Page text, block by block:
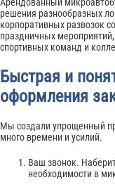
решения разнообразных
корпоративных развозок
праздничных
спортивных команд и
Быстрая и
оформления
Мы создали упрощенный
много времени и усилий.
Ваш звонок.
необходимости в